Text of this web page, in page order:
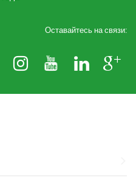
Оставайтесь на связи: